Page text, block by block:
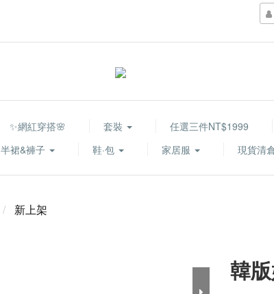
✨網紅穿搭🌸 套裝
任選三件NT$1999
半裙&褲子 鞋·包 家居服 現貨清
新上架
韓